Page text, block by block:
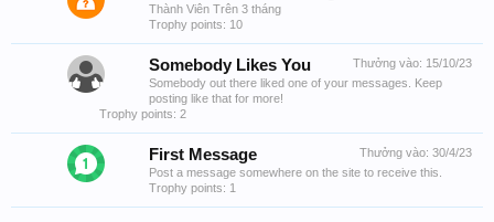
Thành Viên Trên 3 tháng
Trophy points: 10
Thưởng vào: 15/10/23
Somebody Likes You
Somebody out there liked one of your messages. Keep
posting like that for more!
Trophy points: 2
Thưởng vào: 30/4/23
First Message
Post a message somewhere on the site to receive this.
Trophy points: 1